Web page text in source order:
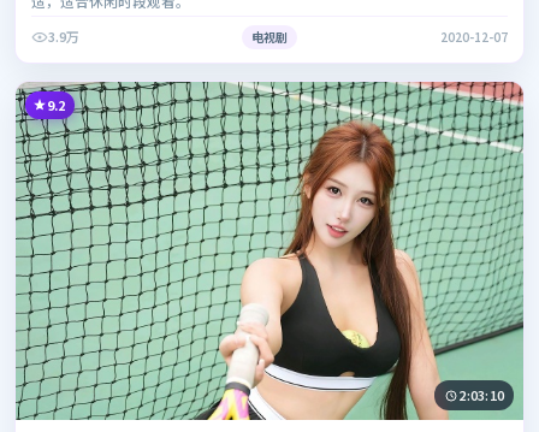
3.9万
电视剧 2020-12-07
9.2
2:03:10